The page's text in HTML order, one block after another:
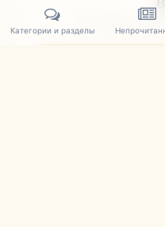
Уже
Категории и разделы